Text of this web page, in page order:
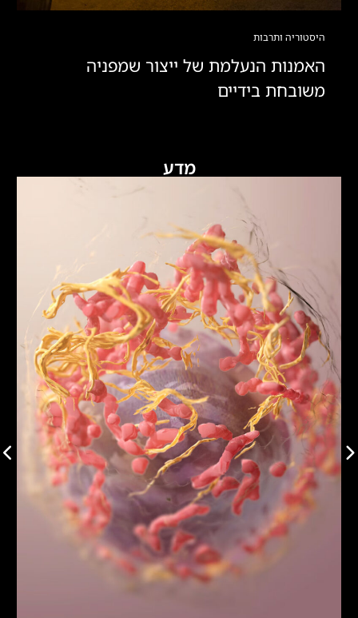
היסטוריה ותרבות
האמנות הנעלמת של ייצור שמפניה
משובחת בידיים
מדע